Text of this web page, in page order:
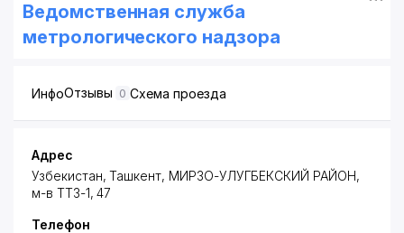
Ведомственная служба
метрологического надзора
ИнфоОтзывы 0 Схема проезда
Адрес
Узбекистан, Ташкент, МИРЗО-УЛУГБЕКСКИЙ РАЙОН,
м-в ТТЗ-1, 47
Телефон